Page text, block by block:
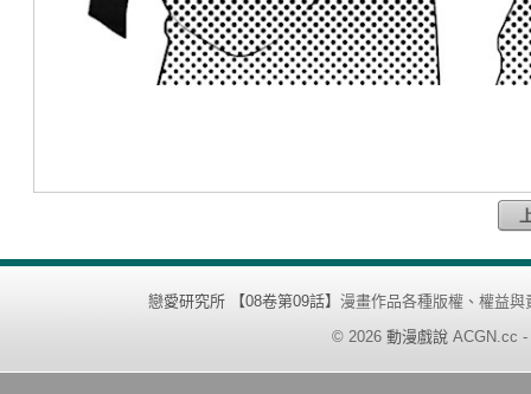
戀愛研究所 【08卷第09話】 漫畫作品各種版權、權益與
© 2026 動漫戲說 ACGN.cc